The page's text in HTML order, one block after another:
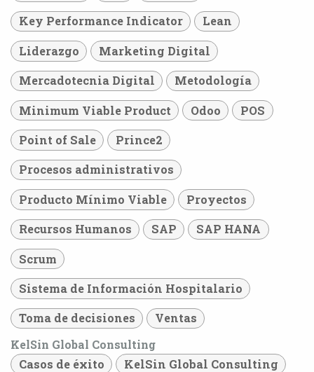
Key Performance Indicator Lean
Liderazgo Marketing Digital
Mercadotecnia Digital Metodología
Minimum Viable Product Odoo POS
Point of Sale Prince2
Procesos administrativos
Producto Mínimo Viable Proyectos
Recursos Humanos SAP SAP HANA
Scrum
Sistema de Información Hospitalario
Toma de decisiones
Ventas
KelSin Global Consulting
Casos de éxito
KelSin Global Consulting